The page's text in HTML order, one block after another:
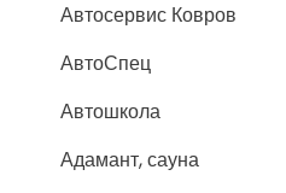
Автосервис Ковров
АвтоСпец
Автошкола
Адамант, сауна